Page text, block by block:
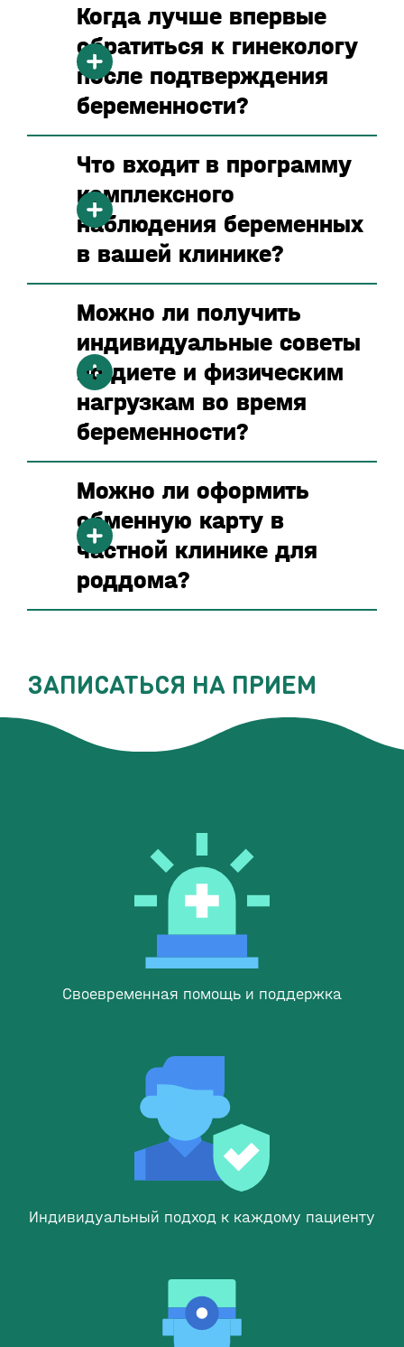
Когда лучше впервые
обратиться к гинекологу
после подтверждения
беременности?
Что входит в программу
комплексного
наблюдения беременных
в вашей клинике?
Можно ли получить
индивидуальные советы
по диете и физическим
нагрузкам во время
беременности?
Можно ли оформить
обменную карту в
частной клинике для
роддома?
ЗАПИСАТЬСЯ НА ПРИЕМ
Своевременная помощь и поддержка
Индивидуальный подход к каждому пациенту